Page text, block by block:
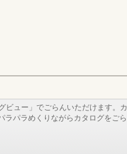
ビュー」でごらんいただけます。カ
ラパラめくりながらカタログをごら